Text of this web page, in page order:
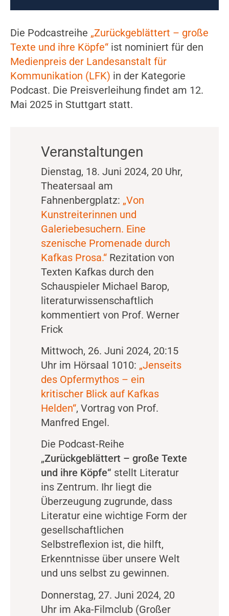
Die Podcastreihe „Zurückgeblättert – große
Texte und ihre Köpfe“ ist nominiert für den
Medienpreis der Landesanstalt für
Kommunikation (LFK) in der Kategorie
Podcast. Die Preisverleihung findet am 12.
Mai 2025 in Stuttgart statt.
Veranstaltungen
Dienstag, 18. Juni 2024, 20 Uhr,
Theatersaal am
Fahnenbergplatz: „Von
Kunstreiterinnen und
Galeriebesuchern. Eine
szenische Promenade durch
Kafkas Prosa.“ Rezitation von
Texten Kafkas durch den
Schauspieler Michael Barop,
literaturwissenschaftlich
kommentiert von Prof. Werner
Frick
Mittwoch, 26. Juni 2024, 20:15
Uhr im Hörsaal 1010: „Jenseits
des Opfermythos – ein
kritischer Blick auf Kafkas
Helden“, Vortrag von Prof.
Manfred Engel.
Die Podcast-Reihe
„Zurückgeblättert – große Texte
und ihre Köpfe“ stellt Literatur
ins Zentrum. Ihr liegt die
Überzeugung zugrunde, dass
Literatur eine wichtige Form der
gesellschaftlichen
Selbstreflexion ist, die hilft,
Erkenntnisse über unsere Welt
und uns selbst zu gewinnen.
Donnerstag, 27. Juni 2024, 20
Uhr im Aka-Filmclub (Großer